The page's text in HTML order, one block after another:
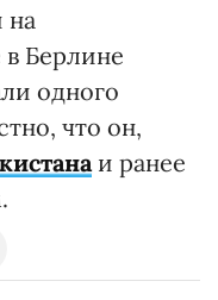
на
Берлине
одного
что он,
и ранее